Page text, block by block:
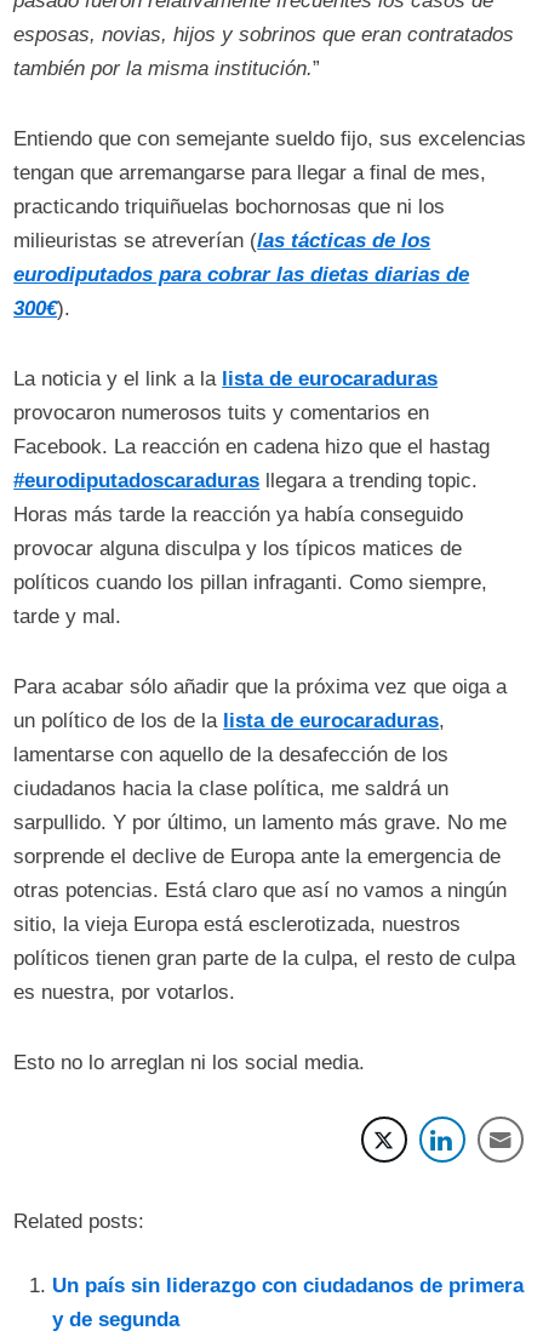
esposas, novias, hijos y sobrinos que eran contratados
también por la misma institución.”
Entiendo que con semejante sueldo fijo, sus excelencias
tengan que arremangarse para llegar a final de mes,
practicando triquiñuelas bochornosas que ni los
milieuristas se atreverían (las tácticas de los
eurodiputados para cobrar las dietas diarias de
300€).
La noticia y el link a la lista de eurocaraduras
provocaron numerosos tuits y comentarios en
Facebook. La reacción en cadena hizo que el hastag
#eurodiputadoscaraduras llegara a trending topic.
Horas más tarde la reacción ya había conseguido
provocar alguna disculpa y los típicos matices de
políticos cuando los pillan infraganti. Como siempre,
tarde y mal.
Para acabar sólo añadir que la próxima vez que oiga a
un político de los de la lista de eurocaraduras,
lamentarse con aquello de la desafección de los
ciudadanos hacia la clase política, me saldrá un
sarpullido. Y por último, un lamento más grave. No me
sorprende el declive de Europa ante la emergencia de
otras potencias. Está claro que así no vamos a ningún
sitio, la vieja Europa está esclerotizada, nuestros
políticos tienen gran parte de la culpa, el resto de culpa
es nuestra, por votarlos.
Esto no lo arreglan ni los social media.
Related posts:
Un país sin liderazgo con ciudadanos de primera
y de segunda